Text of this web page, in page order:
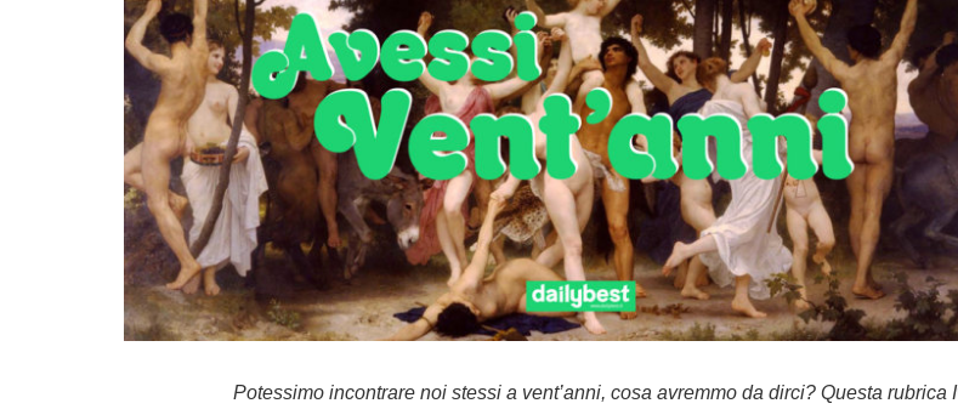
Potessimo incontrare noi stessi a vent’anni, cosa avremmo da dirci? Questa rubrica